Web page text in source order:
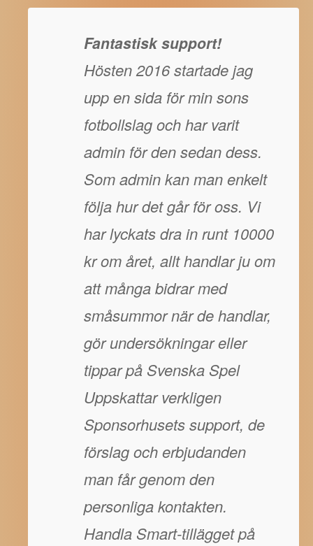
Fantastisk support!
Hösten 2016 startade jag
upp en sida för min sons
fotbollslag och har varit
admin för den sedan dess.
Som admin kan man enkelt
följa hur det går för oss. Vi
har lyckats dra in runt 10000
kr om året, allt handlar ju om
att många bidrar med
småsummor när de handlar,
gör undersökningar eller
tippar på Svenska Spel
Uppskattar verkligen
Sponsorhusets support, de
förslag och erbjudanden
man får genom den
personliga kontakten.
Handla Smart-tillägget på